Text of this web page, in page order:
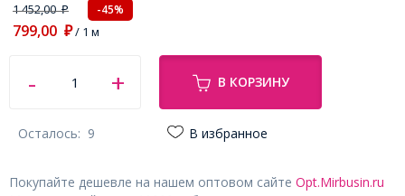
1 452,00₽ -45%
799,00 ₽/ 1 м
В КОРЗИНУ
Осталось: 9 В избранное
Покупайте дешевле на нашем оптовом сайте Opt.Mirbusin.ru